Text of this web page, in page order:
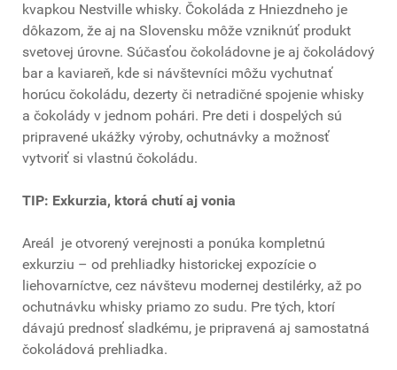
kvapkou Nestville whisky. Čokoláda z Hniezdneho je
dôkazom, že aj na Slovensku môže vzniknúť produkt
svetovej úrovne. Súčasťou čokoládovne je aj čokoládový
bar a kaviareň, kde si návštevníci môžu vychutnať
horúcu čokoládu, dezerty či netradičné spojenie whisky
a čokolády v jednom pohári. Pre deti i dospelých sú
pripravené ukážky výroby, ochutnávky a možnosť
vytvoriť si vlastnú čokoládu.
TIP: Exkurzia, ktorá chutí aj vonia
Areál je otvorený verejnosti a ponúka kompletnú
exkurziu – od prehliadky historickej expozície o
liehovarníctve, cez návštevu modernej destilérky, až po
ochutnávku whisky priamo zo sudu. Pre tých, ktorí
dávajú prednosť sladkému, je pripravená aj samostatná
čokoládová prehliadka.